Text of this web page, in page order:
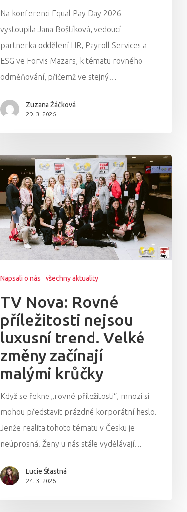
Na konferenci Equal Pay Day 2026
vystoupila Jana Boštíková, vedoucí
partnerka oddělení HR, Payroll Services a
ESG ve Forvis Mazars, k tématu rovného
odměňování, přičemž ve stejný…
Zuzana Žáčková
29. 3. 2026
Napsali o nás všechny aktuality
TV Nova: Rovné
příležitosti nejsou
luxusní trend. Velké
změny začínají
malými krůčky
Když se řekne „rovné příležitosti“, mnozí si
mohou představit prázdné korporátní heslo.
Jenže realita tohoto tématu v Česku je
neúprosná. Ženy u nás stále vydělávají…
Lucie Šťastná
24. 3. 2026